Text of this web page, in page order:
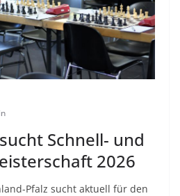
Schnell- und
2026
Pfalz sucht aktuell für den